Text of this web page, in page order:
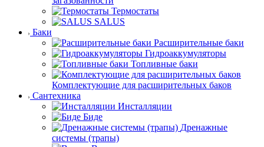
Термостаты
SALUS
Баки
Расширительные баки
Гидроаккумуляторы
Топливные баки
Комплектующие для расширительных баков
Сантехника
Инсталляции
Биде
Дренажные
системы (трапы)